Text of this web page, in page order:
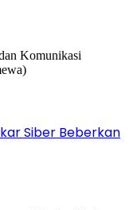
Siber Beberkan